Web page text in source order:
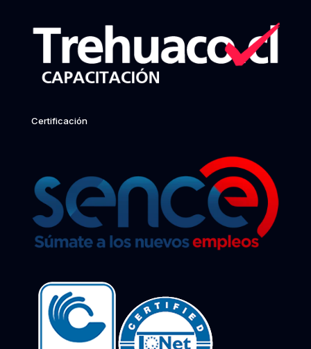
Certificación